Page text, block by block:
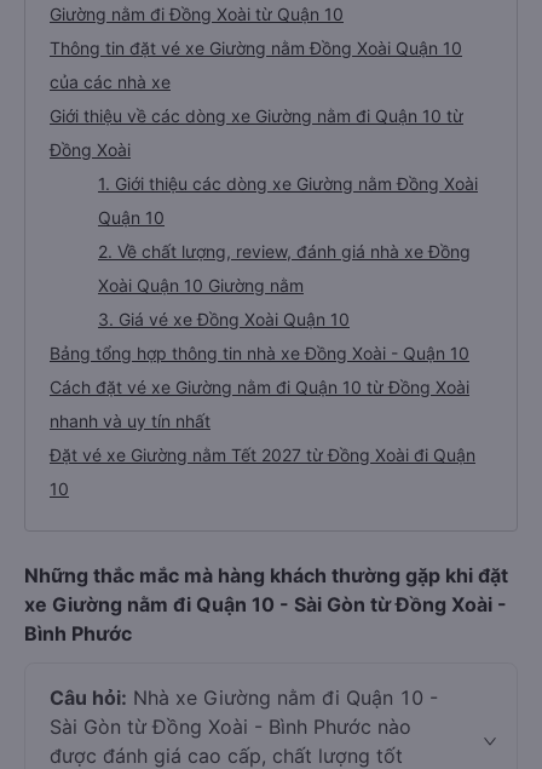
Giường nằm đi Đồng Xoài từ Quận 10
Thông tin đặt vé xe Giường nằm Đồng Xoài Quận 10
của các nhà xe
Giới thiệu về các dòng xe Giường nằm đi Quận 10 từ
Đồng Xoài
1. Giới thiệu các dòng xe Giường nằm Đồng Xoài
Quận 10
2. Về chất lượng, review, đánh giá nhà xe Đồng
Xoài Quận 10 Giường nằm
3. Giá vé xe Đồng Xoài Quận 10
Bảng tổng hợp thông tin nhà xe Đồng Xoài - Quận 10
Cách đặt vé xe Giường nằm đi Quận 10 từ Đồng Xoài
nhanh và uy tín nhất
Đặt vé xe Giường nằm Tết 2027 từ Đồng Xoài đi Quận
10
Những thắc mắc mà hàng khách thường gặp khi đặt
xe Giường nằm đi Quận 10 - Sài Gòn từ Đồng Xoài -
Bình Phước
Câu hỏi: Nhà xe Giường nằm đi Quận 10 -
Sài Gòn từ Đồng Xoài - Bình Phước nào
được đánh giá cao cấp, chất lượng tốt